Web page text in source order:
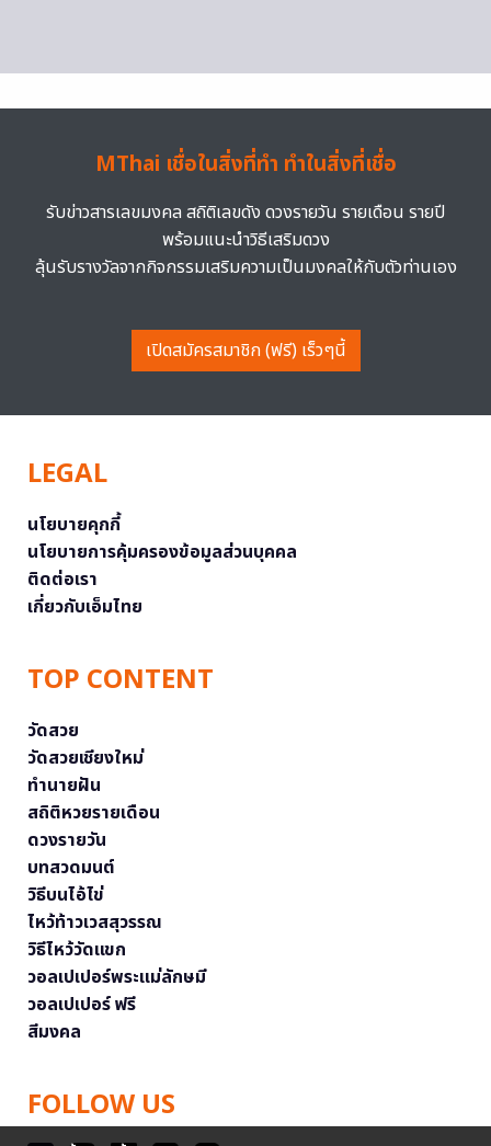
MThai เชื่อในสิ่งที่ทำ ทำในสิ่งที่เชื่อ
รับข่าวสารเลขมงคล สถิติเลขดัง ดวงรายวัน รายเดือน รายปี
พร้อมแนะนำวิธีเสริมดวง
ลุ้นรับรางวัลจากกิจกรรมเสริมความเป็นมงคลให้กับตัวท่านเอง
เปิดสมัครสมาชิก (ฟรี) เร็วๆนี้
LEGAL
นโยบายคุกกี้
นโยบายการคุ้มครองข้อมูลส่วนบุคคล
ติดต่อเรา
เกี่ยวกับเอ็มไทย
TOP CONTENT
วัดสวย
วัดสวยเชียงใหม่
ทำนายฝัน
สถิติหวยรายเดือน
ดวงรายวัน
บทสวดมนต์
วิธีบนไอ้ไข่
ไหว้ท้าวเวสสุวรรณ
วิธีไหว้วัดแขก
วอลเปเปอร์พระแม่ลักษมี
วอลเปเปอร์ ฟรี
สีมงคล
FOLLOW US